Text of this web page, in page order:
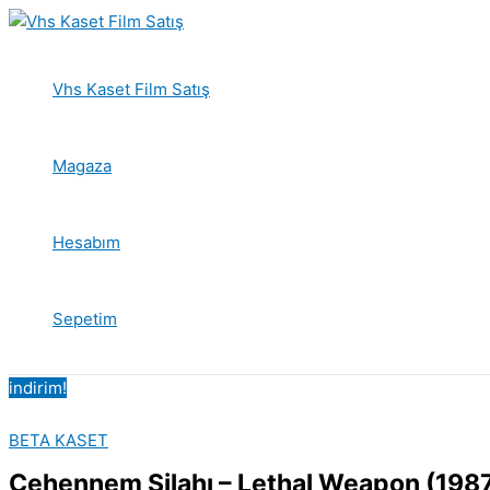
İçeriğe
Vhs Kaset Film Satış
Magaza
Hesabım
Sepetim
indirim!
BETA KASET